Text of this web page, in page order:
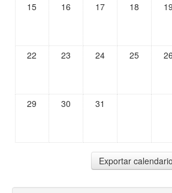
15 16 17 18 19
22 23 24 25 26
29 30 31